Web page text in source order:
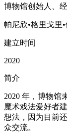
博物馆创始人、
帕尼欣•格里戈里
建立时间
2020
简介
2020 年，博物馆
魔术戏法爱好者
想法，因为目前
众交流。